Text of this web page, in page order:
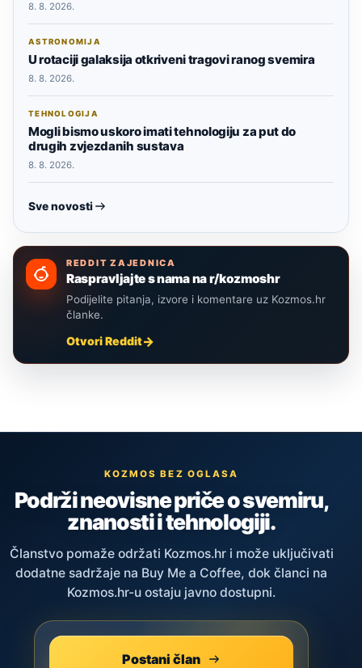
8. 8. 2026.
ASTRONOMIJA
U rotaciji galaksija otkriveni tragovi ranog svemira
8. 8. 2026.
TEHNOLOGIJA
Mogli bismo uskoro imati tehnologiju za put do
drugih zvjezdanih sustava
8. 8. 2026.
Sve novosti
REDDIT ZAJEDNICA
Raspravljajte s nama na r/kozmoshr
Podijelite pitanja, izvore i komentare uz Kozmos.hr
članke.
Otvori Reddit
KOZMOS BEZ OGLASA
Podrži neovisne priče o svemiru,
znanosti i tehnologiji.
Članstvo pomaže održati Kozmos.hr i može uključivati
dodatne sadržaje na Buy Me a Coffee, dok članci na
Kozmos.hr-u ostaju javno dostupni.
Postani član